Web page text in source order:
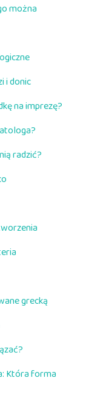
można
i donic
na imprezę?
radzić?
grecką
Która forma